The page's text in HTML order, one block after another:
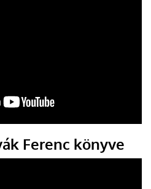
Ferenc könyve